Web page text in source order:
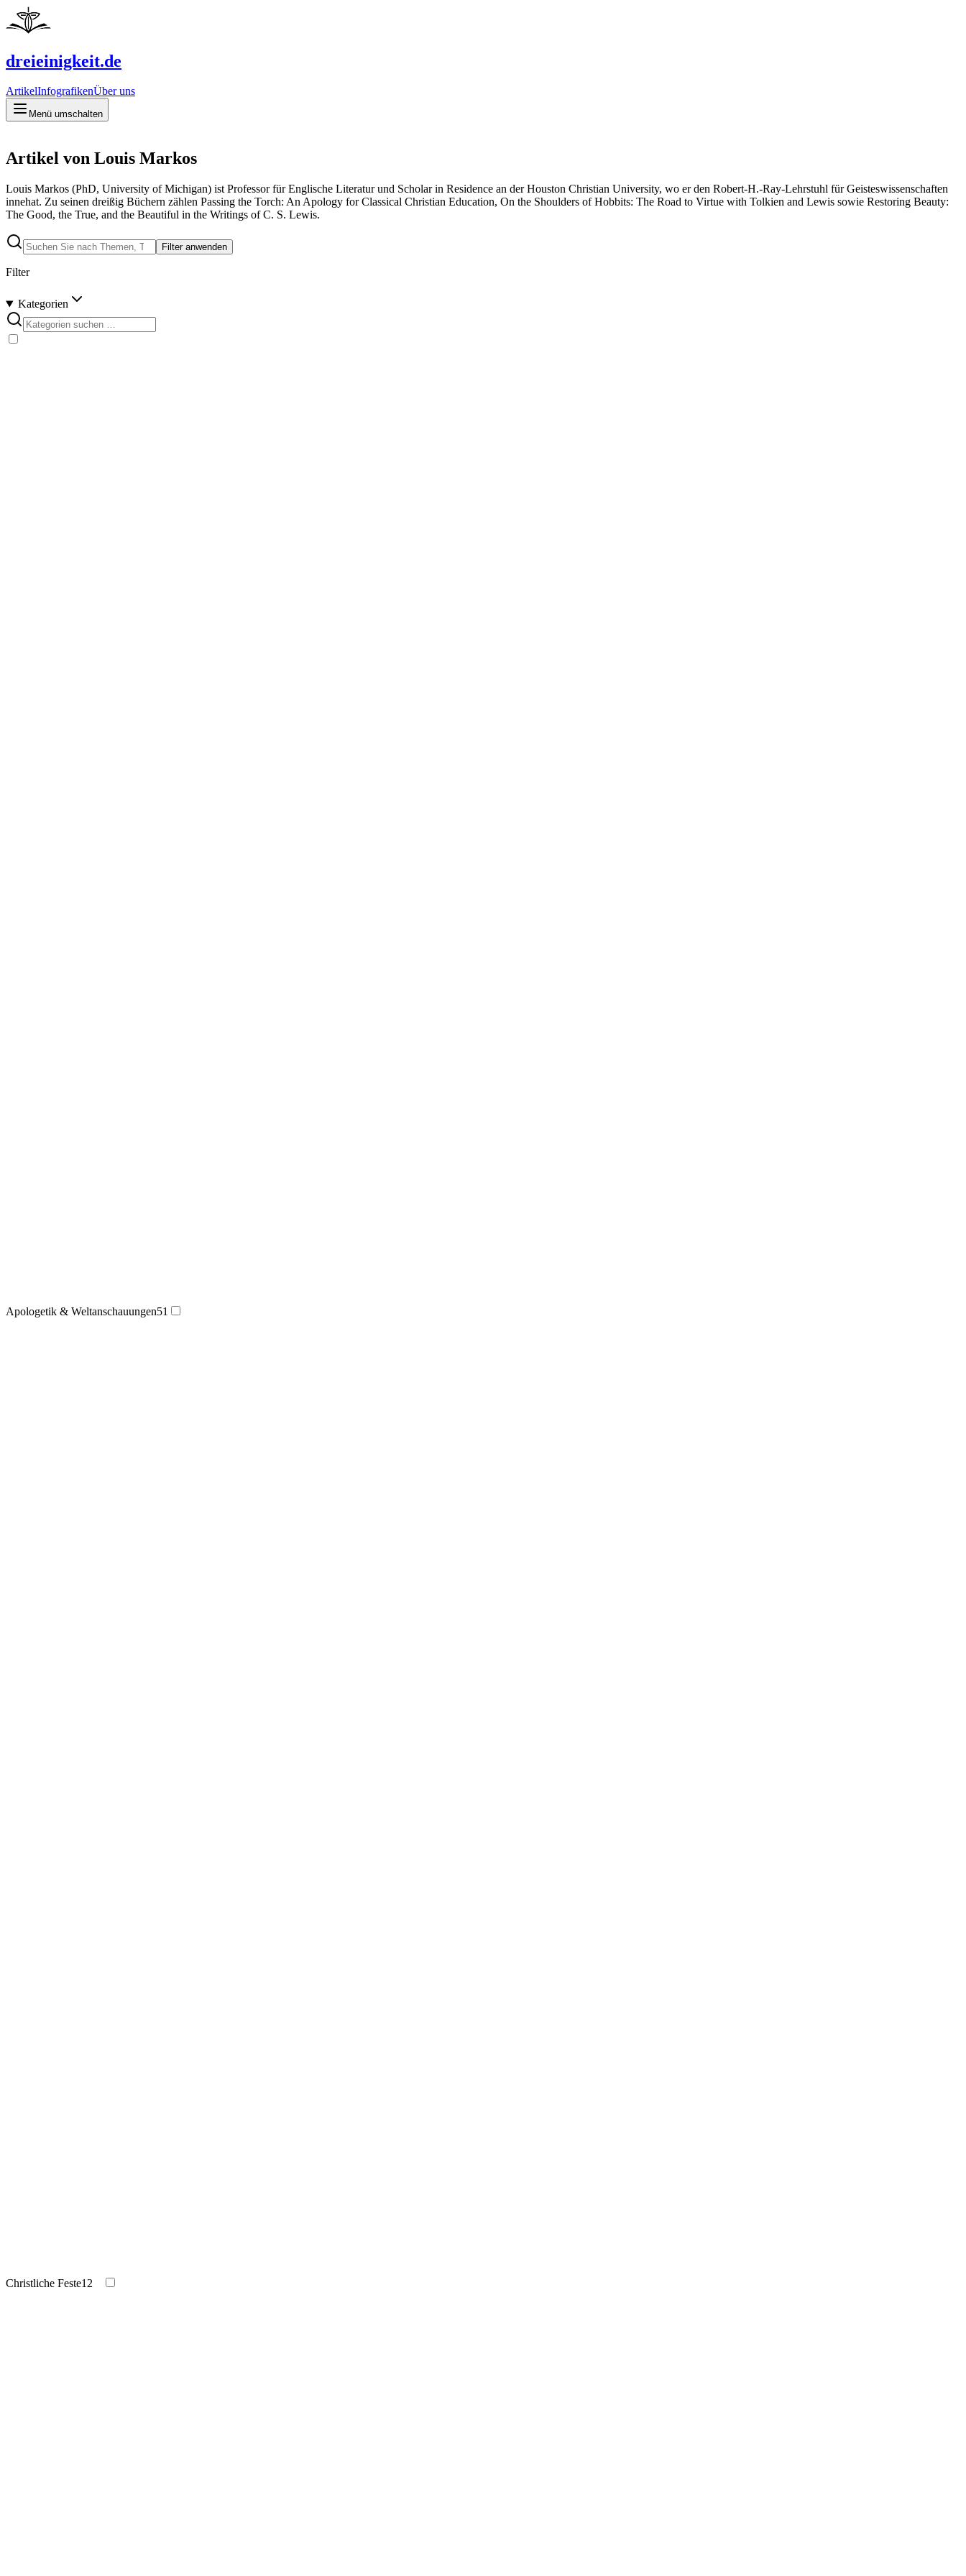
dreieinigkeit.de
ArtikelInfografikenÜber uns
Menü umschalten
Artikel von Louis Markos
Louis Markos (PhD, University of Michigan) ist Professor für Englische Literatur und Scholar in Residence an der Houston Christian University, wo er den Robert-H.-Ray-Lehrstuhl für Geisteswissenschaften
innehat. Zu seinen dreißig Büchern zählen Passing the Torch: An Apology for Classical Christian Education, On the Shoulders of Hobbits: The Road to Virtue with Tolkien and Lewis sowie Restoring Beauty:
The Good, the True, and the Beautiful in the Writings of C. S. Lewis.
Filter anwenden
Filter
Kategorien
Apologetik & Weltanschauungen51
Christliche Feste12